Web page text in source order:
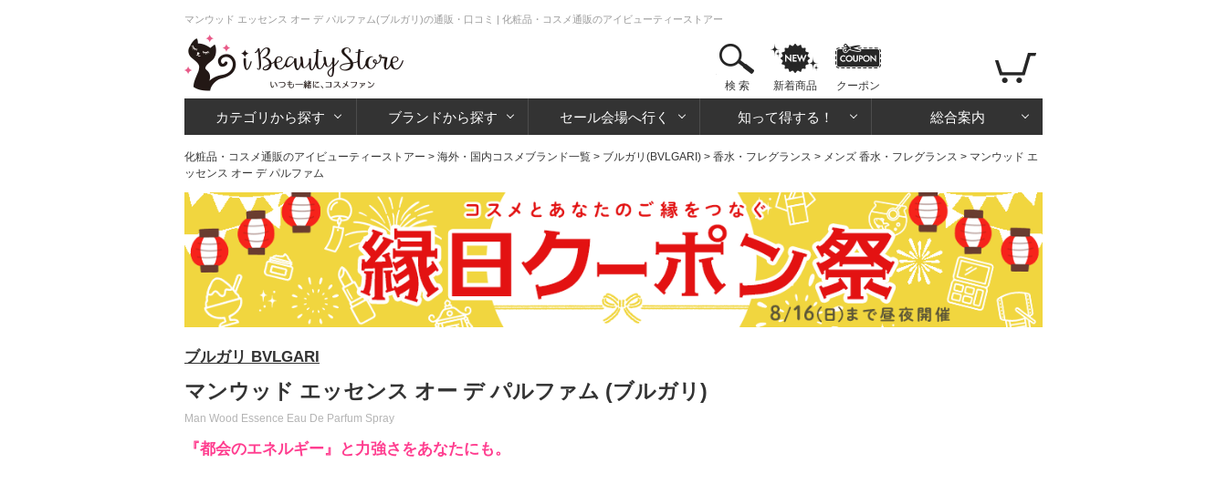
マンウッド エッセンス オー デ パルファム(ブルガリ)の通販・口コミ | 化粧品・コスメ通販のアイビューティーストアー
検 索 新着商品 クーポン
カテゴリから探す ブランドから探す セール会場へ行く 知って得する！ 総合案内
化粧品・コスメ通販のアイビューティーストアー > 海外・国内コスメブランド一覧 > ブルガリ(BVLGARI) > 香水・フレグランス > メンズ 香水・フレグランス > マンウッド エ
ッセンス オー デ パルファム
ブルガリ BVLGARI
マンウッド エッセンス オー デ パルファム (ブルガリ)
Man Wood Essence Eau De Parfum Spray
『都会のエネルギー』と力強さをあなたにも。